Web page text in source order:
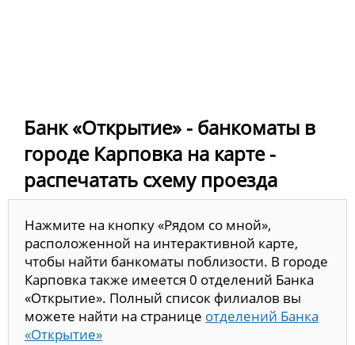
Банк «Открытие» - банкоматы в
городе Карповка на карте -
распечатать схему проезда
Нажмите на кнопку «Рядом со мной»,
расположенной на интерактивной карте,
чтобы найти банкоматы поблизости. В городе
Карповка также имеется 0 отделений Банка
«Открытие». Полный список филиалов вы
можете найти на странице отделений Банка
«Открытие»